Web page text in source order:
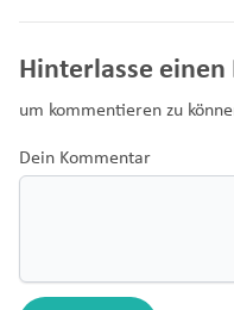
Hinterlasse
um kommentieren zu
Dein Kommentar